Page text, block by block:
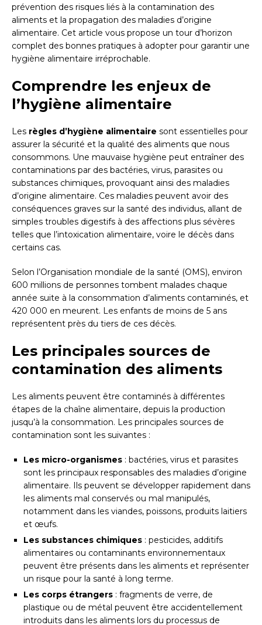
prévention des risques liés à la contamination des
aliments et la propagation des maladies d’origine
alimentaire. Cet article vous propose un tour d’horizon
complet des bonnes pratiques à adopter pour garantir une
hygiène alimentaire irréprochable.
Comprendre les enjeux de
l’hygiène alimentaire
Les règles d’hygiène alimentaire sont essentielles pour
assurer la sécurité et la qualité des aliments que nous
consommons. Une mauvaise hygiène peut entraîner des
contaminations par des bactéries, virus, parasites ou
substances chimiques, provoquant ainsi des maladies
d’origine alimentaire. Ces maladies peuvent avoir des
conséquences graves sur la santé des individus, allant de
simples troubles digestifs à des affections plus sévères
telles que l’intoxication alimentaire, voire le décès dans
certains cas.
Selon l’Organisation mondiale de la santé (OMS), environ
600 millions de personnes tombent malades chaque
année suite à la consommation d’aliments contaminés, et
420 000 en meurent. Les enfants de moins de 5 ans
représentent près du tiers de ces décès.
Les principales sources de
contamination des aliments
Les aliments peuvent être contaminés à différentes
étapes de la chaîne alimentaire, depuis la production
jusqu’à la consommation. Les principales sources de
contamination sont les suivantes :
Les micro-organismes : bactéries, virus et parasites
sont les principaux responsables des maladies d’origine
alimentaire. Ils peuvent se développer rapidement dans
les aliments mal conservés ou mal manipulés,
notamment dans les viandes, poissons, produits laitiers
et œufs.
Les substances chimiques : pesticides, additifs
alimentaires ou contaminants environnementaux
peuvent être présents dans les aliments et représenter
un risque pour la santé à long terme.
Les corps étrangers : fragments de verre, de
plastique ou de métal peuvent être accidentellement
introduits dans les aliments lors du processus de